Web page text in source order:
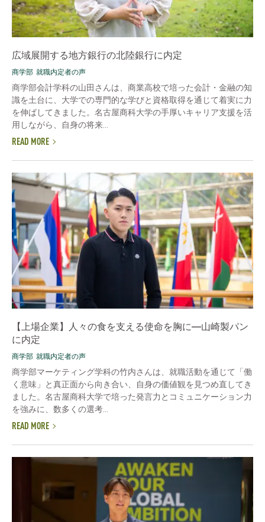
広域展開する地方銀行の北陸銀行に内定
商学部 就職内定者の声
商学部会計学科の山田さんは、商業高校で培った会計・金融の知
識を土台に、大学での専門的な学びと資格取得を通じて着実に力
を伸ばしてきました。名古屋商科大学の手厚いキャリア支援を活
用しながら、自身の将来...
READ MORE
【上場企業】人々の食を支える使命を胸に―山崎製パン
に内定
商学部 就職内定者の声
商学部マーケティング学科の竹内さんは、就職活動を通じて「働
く意味」と真正面から向き合い、自身の価値観を見つめ直してき
ました。名古屋商科大学で培った発言力とコミュニケーション力
を強みに、数多くの選考...
READ MORE